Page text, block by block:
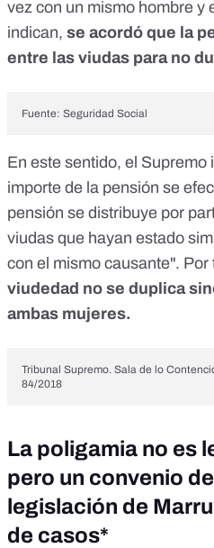
vez con un mismo hombre y
indican, se acordó que la
entre las viudas para no
Fuente: Seguridad Social
En este sentido, el Supremo
importe de la pensión se
pensión se distribuye por
viudas que hayan estado
con el mismo causante". Por
viudedad no se duplica
ambas mujeres.
Tribunal Supremo. Sala de lo
84/2018
La poligamia no es
pero un convenio
legislación de
de casos*